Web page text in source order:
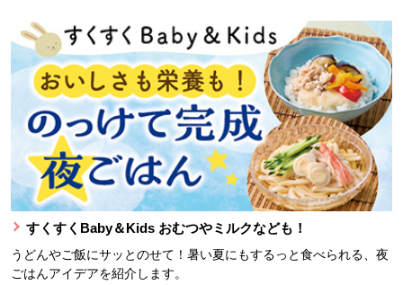
すくすくBaby＆Kids おむつやミルクなども！
うどんやご飯にサッとのせて！暑い夏にもするっと食べられる、夜
ごはんアイデアを紹介します。